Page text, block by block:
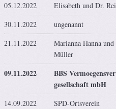
05.12.2022 Elisabeth und Dr.
30.11.2022
ungenannt
21.11.2022
Marianna Hanna
Müller
09.11.2022
BBS
gesellschaft mbH
14.09.2022 SPD-Ortsverein